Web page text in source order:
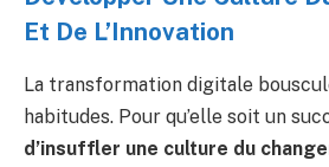
Et De L’Innovation
La transformation digitale
habitudes. Pour qu’elle soit un
d’insuffler une culture du